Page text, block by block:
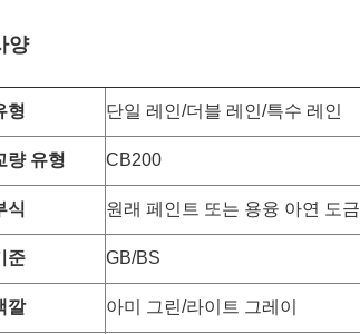
양
형 단일 레인/더블 레인/특수 레인
량 유형 CB200
식 원래 페인트 또는 용융 아연 도금
준 GB/BS
깔 아미 그린/라이트 그레이